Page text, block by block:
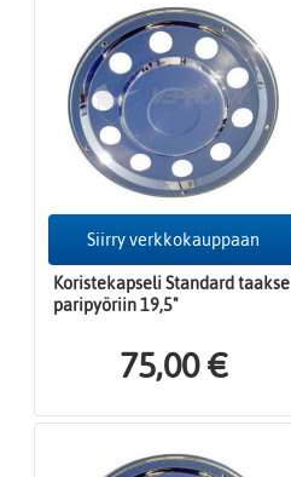
Siirry verkkokauppaan
Koristekapseli Standard taakse
paripyöriin 19,5"
75,00 €